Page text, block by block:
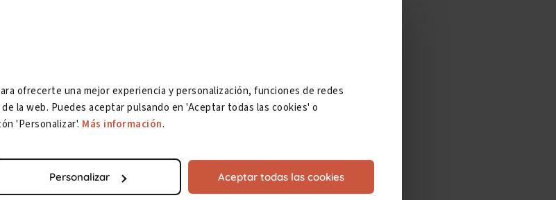
ofrecerte una mejor experiencia y personalización, funciones de redes
la web. Puedes aceptar pulsando en 'Aceptar todas las cookies' o
'Personalizar'. Más información.
Personalizar Aceptar todas las cookies
y cuándo no. Esa es otra parte imprescindible
profesional es
existiendo también la enfermedad común, el
no laboral.